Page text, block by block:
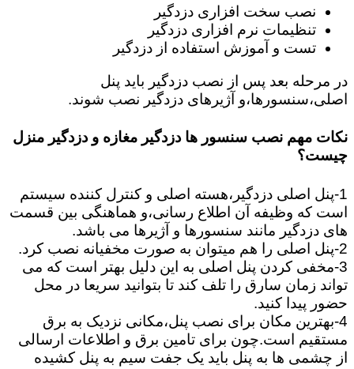
نصب سخت افزاری دزدگیر
تنظیمات نرم افزاری دزدگیر
تست و آموزش استفاده از دزدگیر
در مرحله بعد پس از نصب دزدگیر باید پنل
اصلی،سنسورها،و آژیرهای دزدگیر نصب شوند.
نکات مهم نصب سنسور ها دزدگیر مغازه و دزدگیر منزل
چیست؟
1-پنل اصلی دزدگیر،هسته اصلی و کنترل کننده سیستم
است که وظیفه آن اطلاع رسانی،و هماهنگی بین قسمت
های دزدگیر مانند سنسورها و آژیرها می باشد.
2-پنل اصلی را هم میتوان به صورت مخفیانه نصب کرد.
3-مخفی کردن پنل اصلی به این دلیل بهتر است که می
تواند زمان سارق را تلف کند تا بتوانید سریعا در محل
حضور پیدا کنید.
4-بهترین مکان برای نصب پنل،مکانی نزدیک به برق
مستقیم است.چون برای تامین برق و اطلاعات ارسالی
از چشمی ها به پنل باید یک جفت سیم به پنل کشیده